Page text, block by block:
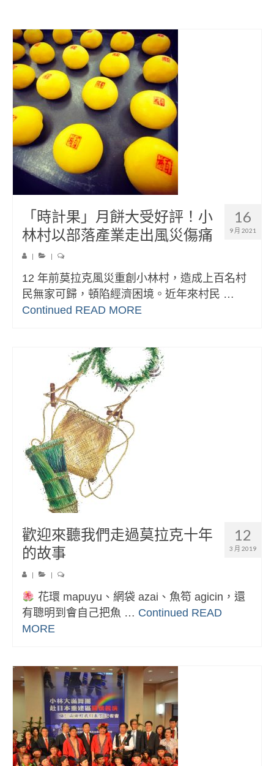
16
9 月 2021
「時計果」月餅大受好評！小
林村以部落產業走出風災傷痛
12 年前莫拉克風災重創小林村，造成上百名村
民無家可歸，頓陷經濟困境。近年來村民 …
Continued READ MORE
12
3 月 2019
歡迎來聽我們走過莫拉克十年
的故事
| |
花環 mapuyu、網袋 azai、魚笱 agicin，還
有聰明到會自己把魚 … Continued READ
MORE